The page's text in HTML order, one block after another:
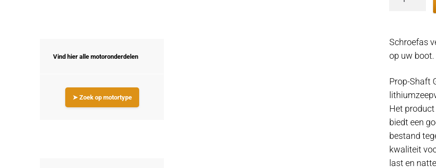
van
aantal
Schroefas
op uw boot.
Prop-Shaft
Het
biedt een
bestand
kwaliteit
last en
Vind hier alle motoronderdelen
➤ Zoek op motortype